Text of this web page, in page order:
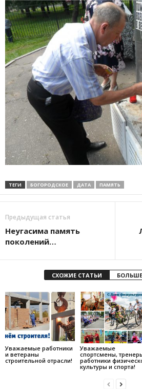
ТЕГИ БОГОРОДСКОЕ ДАТА ПАМЯТЬ
Предыдущая статья
Неугасима память
поколений…
СХОЖИЕ СТАТЬИ
Уважаемые работники
и ветераны
строительной отрасли!
Уважаемые
спортсмены,
работники
культуры и спорта!